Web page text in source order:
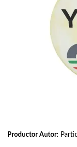
Productor Autor: